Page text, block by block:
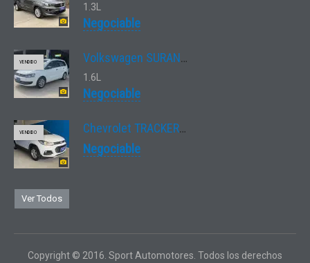
1.3L
Negociable
VENDIDO Volkswagen SURAN 1.6
1.6L
Negociable
VENDIDO Chevrolet TRACKER AWD LTZ
Negociable
Ver Todos
Copyright © 2016. Sport Automotores. Todos los derechos